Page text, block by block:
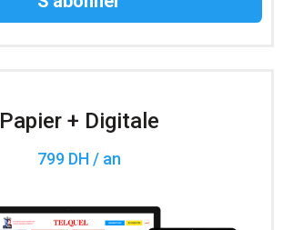
Papier + Digitale
799 DH / an